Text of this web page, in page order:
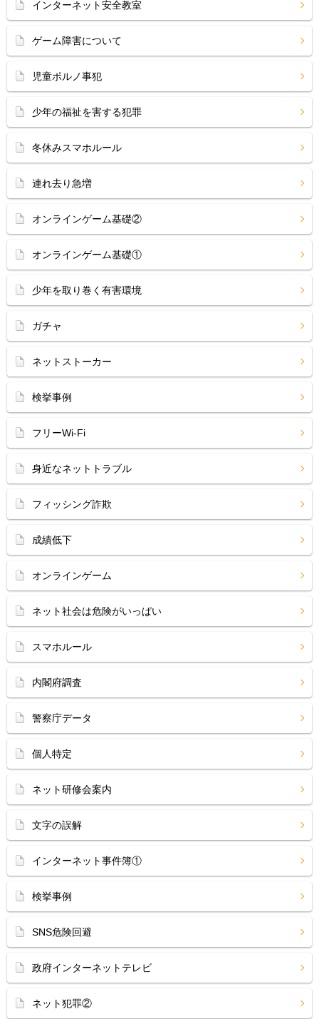
インターネット安全教室
ゲーム障害について
児童ポルノ事犯
少年の福祉を害する犯罪
冬休みスマホルール
連れ去り急増
オンラインゲーム基礎②
オンラインゲーム基礎①
少年を取り巻く有害環境
ガチャ
ネットストーカー
検挙事例
フリーWi-Fi
身近なネットトラブル
フィッシング詐欺
成績低下
オンラインゲーム
ネット社会は危険がいっぱい
スマホルール
内閣府調査
警察庁データ
個人特定
ネット研修会案内
文字の誤解
インターネット事件簿①
検挙事例
SNS危険回避
政府インターネットテレビ
ネット犯罪②